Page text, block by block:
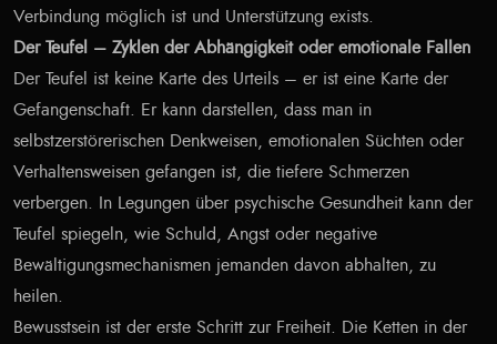
Verbindung möglich ist und Unterstützung exists.
Der Teufel – Zyklen der Abhängigkeit oder emotionale Fallen
Der Teufel ist keine Karte des Urteils – er ist eine Karte der
Gefangenschaft. Er kann darstellen, dass man in
selbstzerstörerischen Denkweisen, emotionalen Süchten oder
Verhaltensweisen gefangen ist, die tiefere Schmerzen
verbergen. In Legungen über psychische Gesundheit kann der
Teufel spiegeln, wie Schuld, Angst oder negative
Bewältigungsmechanismen jemanden davon abhalten, zu
heilen.
Bewusstsein ist der erste Schritt zur Freiheit. Die Ketten in der